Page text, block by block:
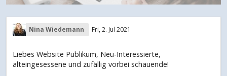
Nina Wiedemann Fri, 2. Jul 2021
Liebes Website Publikum, Neu-Interessierte,
alteingesessene und zufällig vorbei schauende!